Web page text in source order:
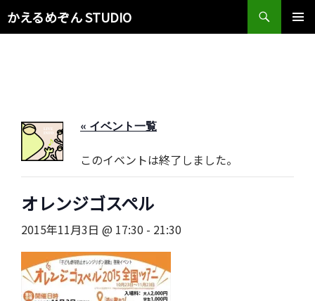
かえるめぞん STUDIO
検
索
« イベント一覧
このイベントは終了しました。
オレンジゴスペル
2015年11月3日 @ 17:30 - 21:30